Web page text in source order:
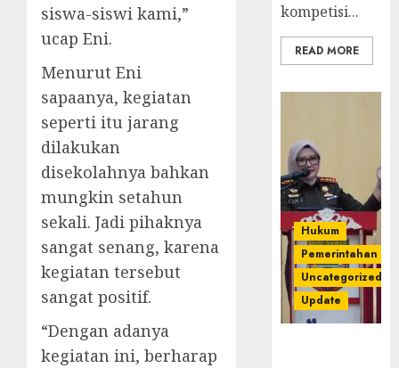
siswa-siswi kami,”
ucap Eni.
Menurut Eni
sapaanya, kegiatan
seperti itu jarang
dilakukan
disekolahnya bahkan
mungkin setahun
sekali. Jadi pihaknya
sangat senang, karena
kegiatan tersebut
sangat positif.
“Dengan adanya
kegiatan ini, berharap
kompetisi...
READ MORE
Hukum
Pemerintahan
Uncategorized
Update